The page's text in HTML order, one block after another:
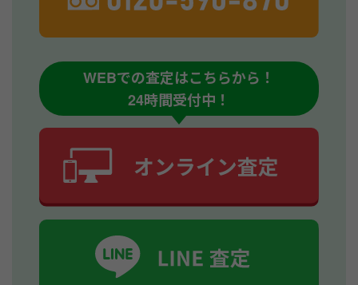
WEBでの査定はこちらから！
24時間受付中！